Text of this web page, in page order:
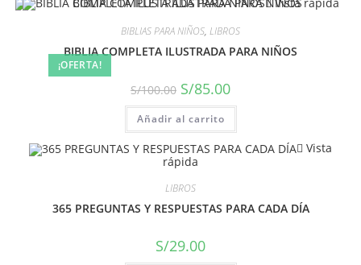
¡OFERTA!
BIBLIAS PARA NIÑOS, LIBROS
BIBLIA COMPLETA ILUSTRADA PARA NIÑOS
S/100.00 S/85.00
Añadir al carrito
Vista
rápida
LIBROS
365 PREGUNTAS Y RESPUESTAS PARA CADA DÍA
S/29.00